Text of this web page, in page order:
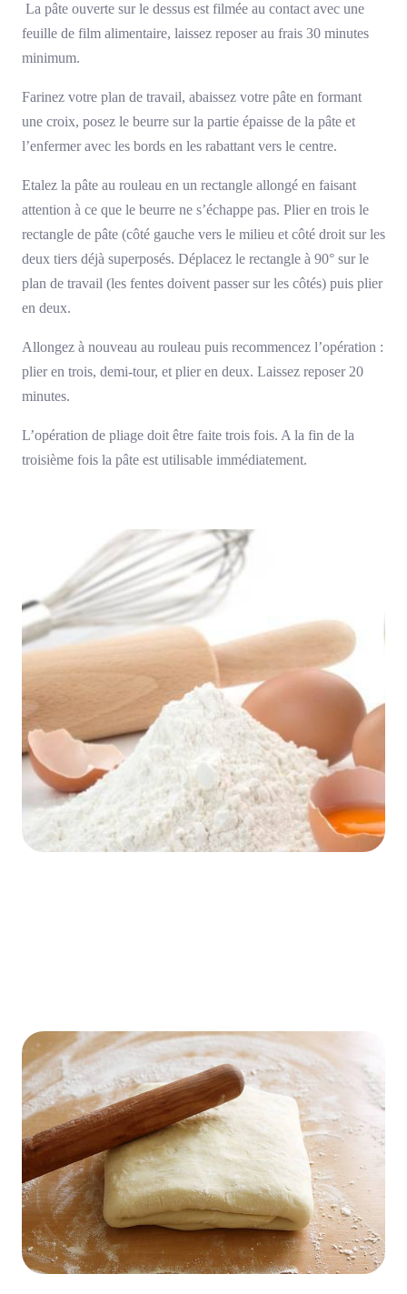
La pâte ouverte sur le dessus est filmée au contact avec une
feuille de film alimentaire, laissez reposer au frais 30 minutes
minimum.
Farinez votre plan de travail, abaissez votre pâte en formant
une croix, posez le beurre sur la partie épaisse de la pâte et
l’enfermer avec les bords en les rabattant vers le centre.
Etalez la pâte au rouleau en un rectangle allongé en faisant
attention à ce que le beurre ne s’échappe pas. Plier en trois le
rectangle de pâte (côté gauche vers le milieu et côté droit sur les
deux tiers déjà superposés. Déplacez le rectangle à 90° sur le
plan de travail (les fentes doivent passer sur les côtés) puis plier
en deux.
Allongez à nouveau au rouleau puis recommencez l’opération :
plier en trois, demi-tour, et plier en deux. Laissez reposer 20
minutes.
L’opération de pliage doit être faite trois fois. A la fin de la
troisième fois la pâte est utilisable immédiatement.